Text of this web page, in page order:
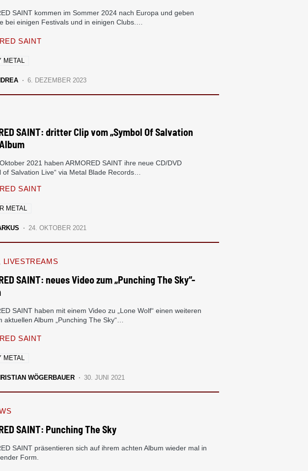
SAINT kommen im Sommer 2024 nach Europa und geben
bei einigen Festivals und in einigen Clubs.…
SAINT
METAL
6. DEZEMBER 2023
SAINT: dritter Clip vom „Symbol Of Salvation
2021 haben ARMORED SAINT ihre neue CD/DVD
of Salvation Live“ via Metal Blade Records…
SAINT
METAL
24. OKTOBER 2021
LIVESTREAMS
SAINT: neues Video zum „Punching The Sky“-
SAINT haben mit einem Video zu „Lone Wolf“ einen weiteren
aktuellen Album „Punching The Sky“…
SAINT
METAL
WÖGERBAUER 30. JUNI 2021
SAINT: Punching The Sky
SAINT präsentieren sich auf ihrem achten Album wieder mal in
Form.